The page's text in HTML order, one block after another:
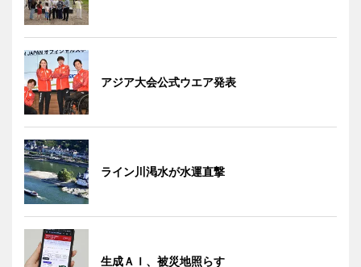
アジア大会公式ウエア発表
ライン川渇水が水運直撃
生成ＡＩ、被災地照らす